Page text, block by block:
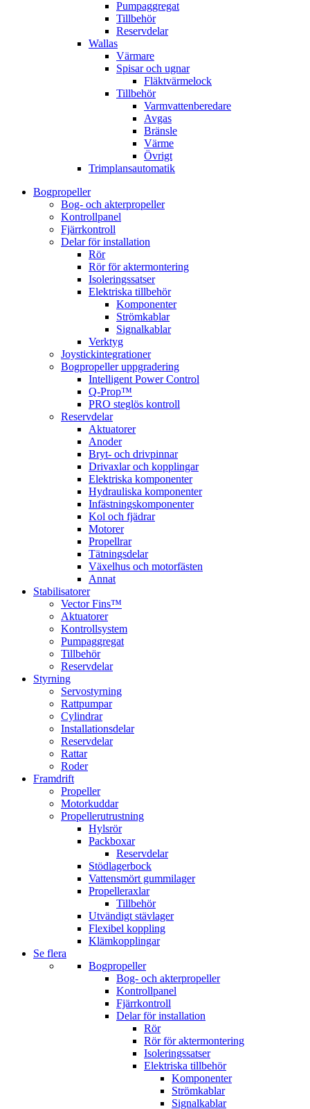
Pumpaggregat
Tillbehör
Reservdelar
Wallas
Värmare
Spisar och ugnar
Fläktvärmelock
Tillbehör
Varmvattenberedare
Avgas
Bränsle
Värme
Övrigt
Trimplansautomatik
Bogpropeller
Bog- och akterpropeller
Kontrollpanel
Fjärrkontroll
Delar för installation
Rör
Rör för aktermontering
Isoleringssatser
Elektriska tillbehör
Komponenter
Strömkablar
Signalkablar
Verktyg
Joystickintegrationer
Bogpropeller uppgradering
Intelligent Power Control
Q-Prop™
PRO steglös kontroll
Reservdelar
Aktuatorer
Anoder
Bryt- och drivpinnar
Drivaxlar och kopplingar
Elektriska komponenter
Hydrauliska komponenter
Infästningskomponenter
Kol och fjädrar
Motorer
Propellrar
Tätningsdelar
Växelhus och motorfästen
Annat
Stabilisatorer
Vector Fins™
Aktuatorer
Kontrollsystem
Pumpaggregat
Tillbehör
Reservdelar
Styrning
Servostyrning
Rattpumpar
Cylindrar
Installationsdelar
Reservdelar
Rattar
Roder
Framdrift
Propeller
Motorkuddar
Propellerutrustning
Hylsrör
Packboxar
Reservdelar
Stödlagerbock
Vattensmört gummilager
Propelleraxlar
Tillbehör
Utvändigt stävlager
Flexibel koppling
Klämkopplingar
Se flera
Bogpropeller
Bog- och akterpropeller
Kontrollpanel
Fjärrkontroll
Delar för installation
Rör
Rör för aktermontering
Isoleringssatser
Elektriska tillbehör
Komponenter
Strömkablar
Signalkablar